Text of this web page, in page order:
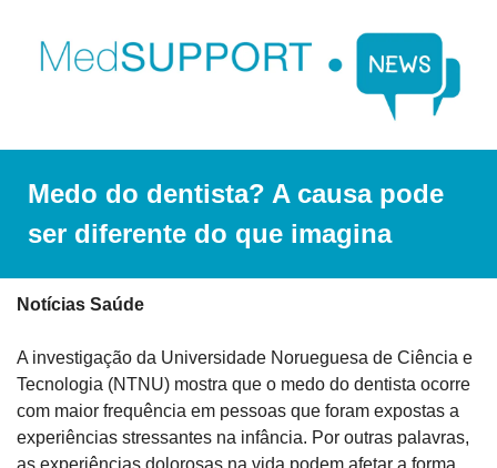
Medo do dentista? A causa pode
ser diferente do que imagina
Notícias Saúde
A investigação da Universidade Norueguesa de Ciência e
Tecnologia (NTNU) mostra que o medo do dentista ocorre
com maior frequência em pessoas que foram expostas a
as experiências dolorosas na vida podem afetar a forma